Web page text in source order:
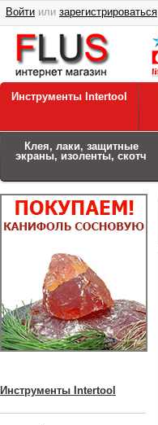
Войти или зарегистрироваться
Инструменты Intertool
Клея, лаки, защитные
экраны, изоленты, скотч
Инструменты Intertool